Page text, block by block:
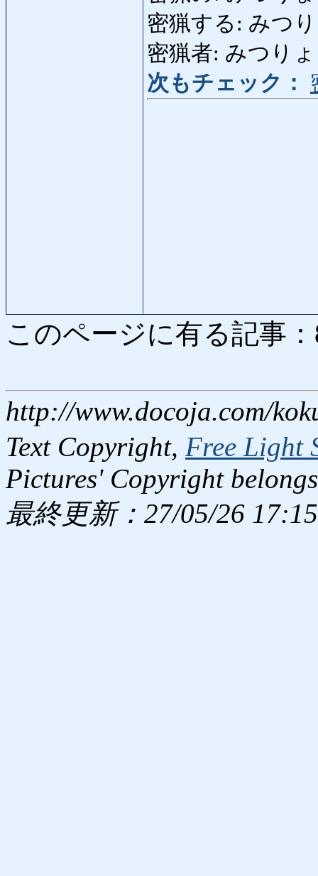
密猟する: みつ
密猟者: みつり
次もチェック：
このページに有る記事
http://www.docoja.com/
Text Copyright, Free Light
Pictures' Copyright
最終更新：27/05/26 17:15